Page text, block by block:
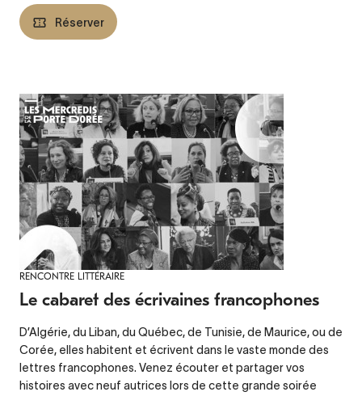
Réserver
RENCONTRE LITTÉRAIRE
Le cabaret des écrivaines francophones
D’Algérie, du Liban, du Québec, de Tunisie, de Maurice, ou de
Corée, elles habitent et écrivent dans le vaste monde des
lettres francophones. Venez écouter et partager vos
histoires avec neuf autrices lors de cette grande soirée